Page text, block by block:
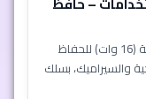
كوستر تسخين كهربائي صغير ومنخفض الطاقة (16 وات) للحفاظ
والسيراميك، بسلك